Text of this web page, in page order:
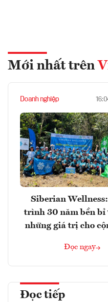
Mới nhất trên
Doanh nghiệp
Siberian
trình 30 năm bền bỉ
những giá trị cho
Đọc ngay
Đọc tiếp